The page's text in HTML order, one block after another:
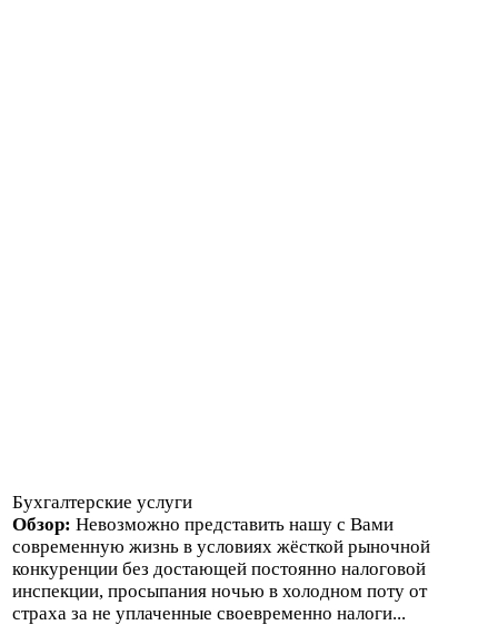
Бухгалтерские услуги
Обзор: Невозможно представить нашу с Вами
современную жизнь в условиях жёсткой рыночной
конкуренции без достающей постоянно налоговой
инспекции, просыпания ночью в холодном поту от
страха за не уплаченные своевременно налоги...